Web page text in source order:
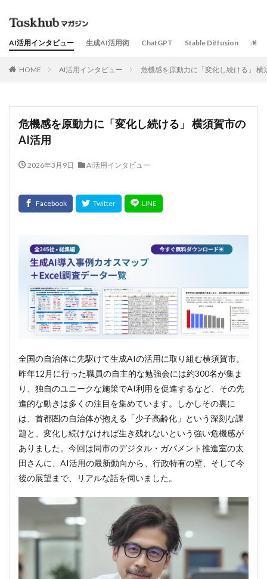
AI活用インタビュー 生成AI活用術 ChatGPT Stable Diffusion AIサ
HOME AI活用インタビュー 危機感を原動力に「変化し続ける」 横
危機感を原動力に「変化し続ける」 横須賀市の
AI活用
2026年3月9日 AI活用インタビュー
全国の自治体に先駆けて生成AIの活用に取り組む横須賀市。
昨年12月に行った職員の自主的な勉強会には約300名が集ま
り、独自のユニークな施策でAI利用を促進するなど、その先
進的な動きは多くの注目を集めています。しかしその裏に
は、首都圏の自治体が抱える「少子高齢化」という深刻な課
題と、変化し続けなければ生き残れないという強い危機感が
ありました。今回は同市のデジタル・ガバメント推進室の太
田さんに、AI活用の最新動向から、行政特有の壁、そして今
後の展望まで、リアルな話を伺いました。